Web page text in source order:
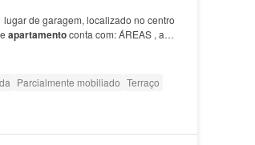
lugar de garagem, localizado no centro
apartamentoconta com: ÁREAS , a
Parcialmente mobiliado Terraço